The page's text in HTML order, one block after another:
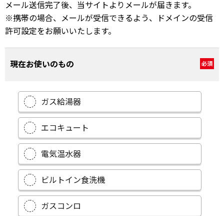
メール送信完了後、当サイトよりメールが届きます。
※携帯の場合、メールが受信できるよう、ドメインの受信
許可設定をお願いいたします。
現在お使いのもの 必須
ガス給湯器
エコキュート
電気温水器
ビルトイン食洗機
ガスコンロ